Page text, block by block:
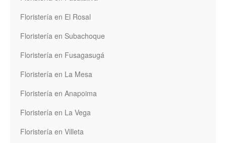
Floristería en El Rosal
Floristería en Subachoque
Floristería en Fusagasugá
Floristería en La Mesa
Floristería en Anapoima
Floristería en La Vega
Floristería en Villeta